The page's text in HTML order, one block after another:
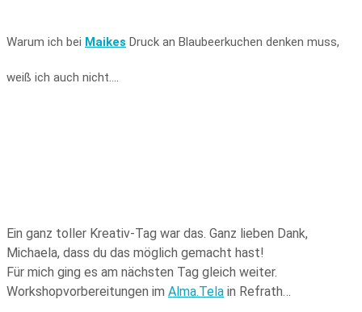
Warum ich bei Maikes Druck an Blaubeerkuchen denken muss,
weiß ich auch nicht….
Ein ganz toller Kreativ-Tag war das. Ganz lieben Dank,
Michaela, dass du das möglich gemacht hast!
Für mich ging es am nächsten Tag gleich weiter.
Workshopvorbereitungen im Alma.Tela in Refrath…